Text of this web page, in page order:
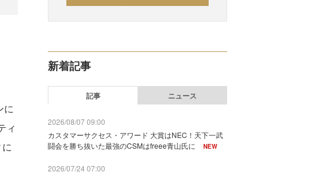
に
ィ
新着記事
記事 ニュース
2026/08/07 09:00
カスタマーサクセス・アワード 大賞はNEC！天下一武
闘会を勝ち抜いた最強のCSMはfreee青山氏に
NEW
2026/07/24 07:00